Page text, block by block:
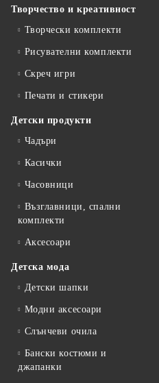
Творчество и креативност
Творчески комплекти
Рисувателни комплекти
Скреч игри
Печати и стикери
Детски продукти
Чадъри
Касички
Часовници
Възглавници, спални
комплекти
Аксесоари
Детска мода
Детски шапки
Модни аксесоари
Слънчеви очила
Бански костюми и
джапанки